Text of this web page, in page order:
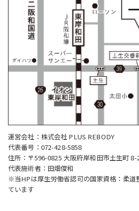
運営会社：株式会社 PLUS REBODY
代表番号：072-428-5858
住所：〒596-0825 大阪府岸和田市土生町 8-
代表施術者：田畑俊和
※当HPは厚生労働省認可の国家資格：柔道
ています